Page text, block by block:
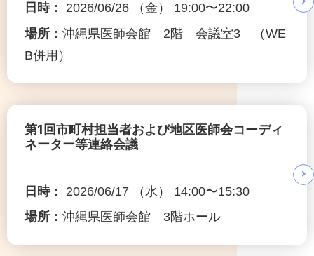
日時：
2026/06/26 （金） 19:00〜22:00
場所： 沖縄県医師会館 2階 会議室3 （WE
B併用）
第1回市町村担当者および地区医師会コーディ
ネーター等連絡会議
日時：
2026/06/17 （水） 14:00〜15:30
場所： 沖縄県医師会館 3階ホール